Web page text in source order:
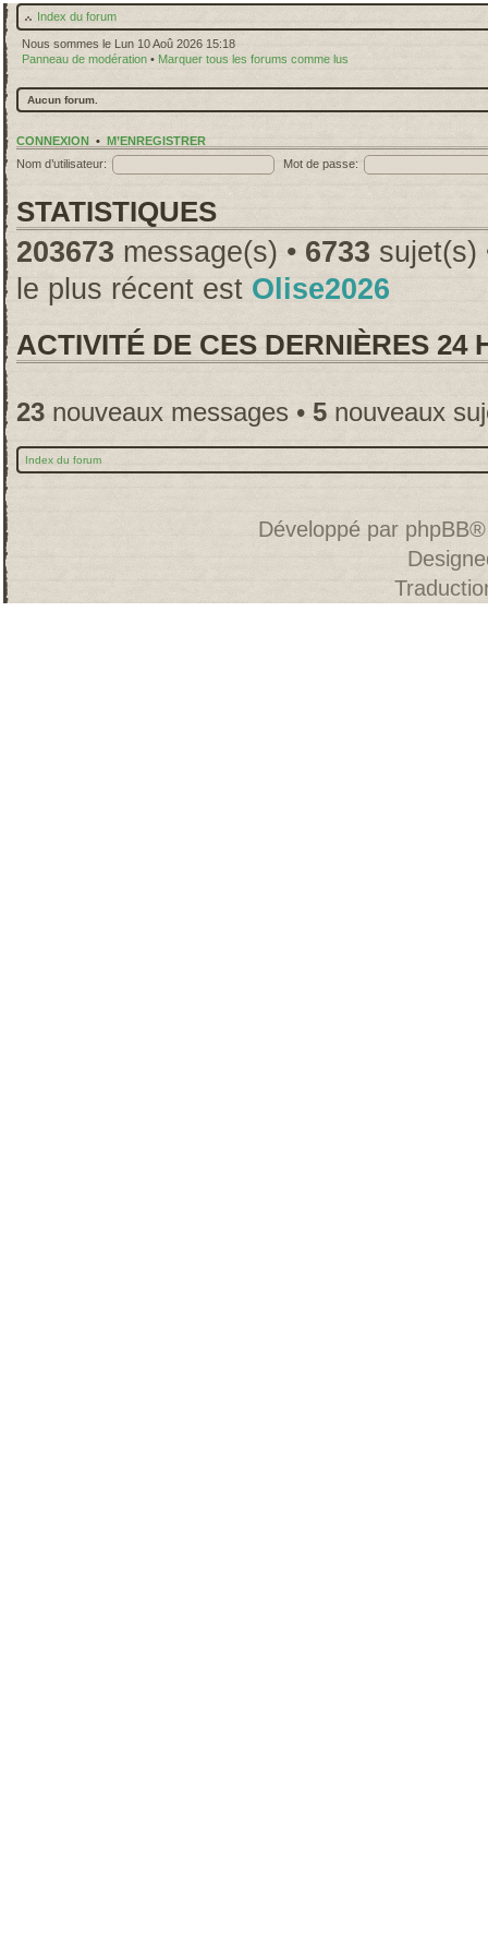
Index du forum
Nous sommes le Lun 10 Aoû 2026 15:18
Panneau de modération • Marquer tous les forums comme lus
Aucun forum.
CONNEXION • M’ENREGISTRER
Nom d’utilisateur:
Mot de passe:
STATISTIQUES
203673 message(s) • 6733 sujet(s)
le plus récent est Olise2026
ACTIVITÉ DE CES DERNIÈRES 24
23 nouveaux messages • 5 nouveaux
Index du forum
Développé par phpBB®